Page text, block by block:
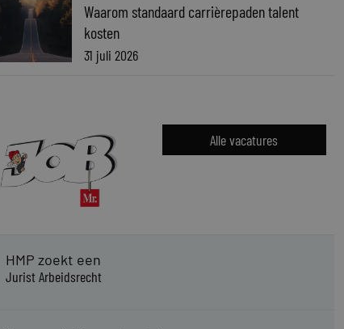
Waarom standaard carrièrepaden talent
kosten
31 juli 2026
Alle vacatures
HMP zoekt een
Jurist Arbeidsrecht